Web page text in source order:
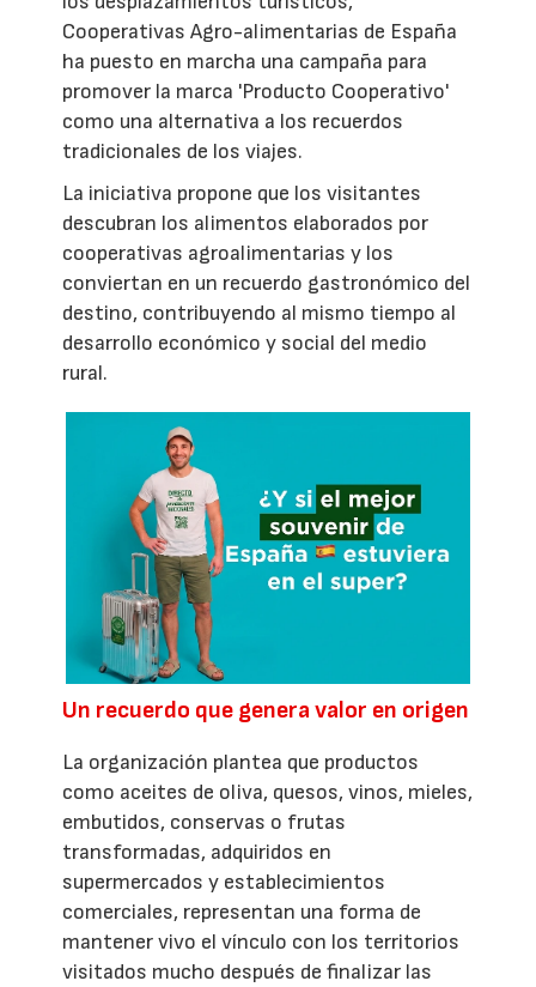
Cooperativas Agro-alimentarias de España
ha puesto en marcha una campaña para
promover la marca 'Producto Cooperativo'
como una alternativa a los recuerdos
tradicionales de los viajes.
La iniciativa propone que los visitantes
descubran los alimentos elaborados por
cooperativas agroalimentarias y los
conviertan en un recuerdo gastronómico del
destino, contribuyendo al mismo tiempo al
desarrollo económico y social del medio
rural.
Un recuerdo que genera valor en origen
La organización plantea que productos
como aceites de oliva, quesos, vinos, mieles,
embutidos, conservas o frutas
transformadas, adquiridos en
supermercados y establecimientos
comerciales, representan una forma de
mantener vivo el vínculo con los territorios
visitados mucho después de finalizar las